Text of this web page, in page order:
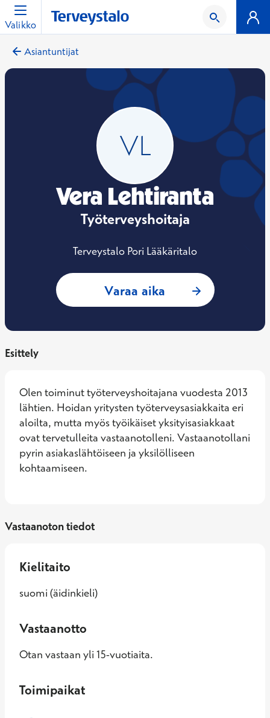
Valikko
Asiantuntijat
Vera Lehtiranta
Työterveyshoitaja
Terveystalo Pori Lääkäritalo
Varaa aika : Vera
Esittely
Olen toiminut työterveyshoitajana vuodesta 2013
lähtien. Hoidan yritysten työterveysasiakkaita eri
aloilta, mutta myös työikäiset yksityisasiakkaat
ovat tervetulleita vastaanotolleni. Vastaanotollani
pyrin asiakaslähtöiseen ja yksilölliseen
kohtaamiseen.
Vastaanoton tiedot
Kielitaito
suomi (äidinkieli)
Vastaanotto
Otan vastaan yli 15-vuotiaita.
Toimipaikat